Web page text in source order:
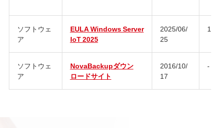
ソフトウェ
ア
EULA Windows Server
IoT 2025
2025/06/
25
ソフトウェ
ア
NovaBackupダウン
ロードサイト
2016/10/
17
-